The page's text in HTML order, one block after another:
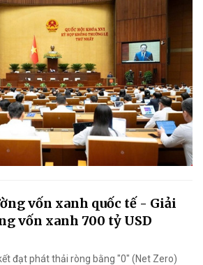
vốn xanh quốc tế - Giải
vốn xanh 700 tỷ USD
đạt phát thải ròng bằng "0" (Net Zero)